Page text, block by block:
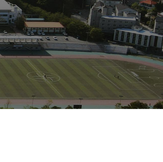
부속연구소
학군단
부설병원
법인·기타단체
교내장학금
교외장학금
근로장학금
학자금대출
체육관
대학생활 가이드